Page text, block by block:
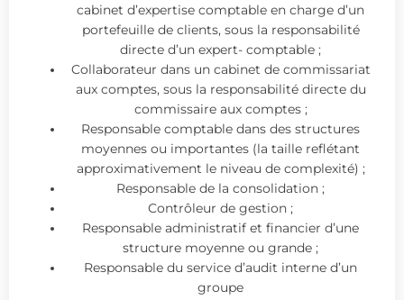
cabinet d’expertise comptable en charge d’un
portefeuille de clients, sous la responsabilité
directe d’un expert- comptable ;
Collaborateur dans un cabinet de commissariat
aux comptes, sous la responsabilité directe du
commissaire aux comptes ;
Responsable comptable dans des structures
moyennes ou importantes (la taille reflétant
approximativement le niveau de complexité) ;
Responsable de la consolidation ;
Contrôleur de gestion ;
Responsable administratif et financier d’une
structure moyenne ou grande ;
Responsable du service d’audit interne d’un
groupe